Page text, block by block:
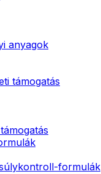
anyagok
támogatás
formulák